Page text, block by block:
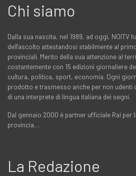
Chi siamo
Dalla sua nascita, nel 1989, ad oggi, NOITV
dell'ascolto attestandosi stabilmente al
provinciali. Merito della sua attenzione al
costantemente con 15 edizioni giornaliere
cultura, politica, sport, economia. Ogni
prodotto e trasmesso anche per non udenti
di una interprete di lingua italiana dei segni.
Dal gennaio 2000 è partner ufficiale Rai per
provincia…
La Redazione